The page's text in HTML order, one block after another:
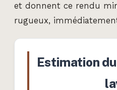
et donnent ce rendu
rugueux,
Estimation